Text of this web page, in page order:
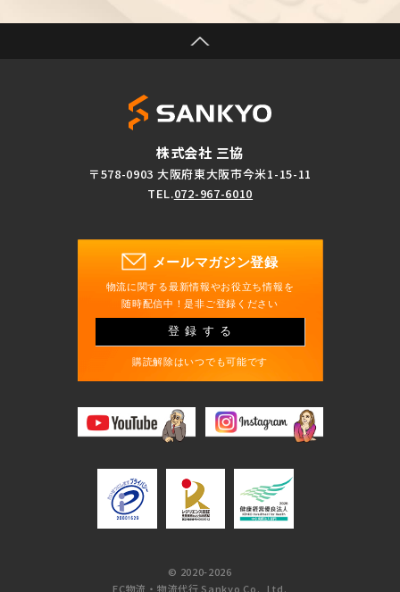
株式会社 三協
〒578-0903 大阪府東大阪市今米1-15-11
TEL.072-967-6010
メールマガジン登録
物流に関する最新情報やお役立ち情報を
随時配信中！是非ご登録ください
登録する
購読解除はいつでも可能です
© 2020-2026
EC物流・物流代行 Sankyo Co., Ltd.